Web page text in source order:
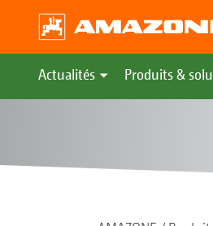
Actualités Produits &